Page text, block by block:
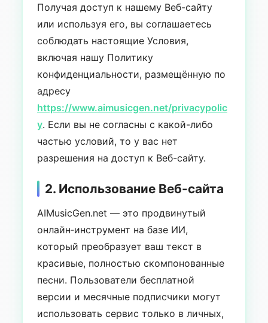
Получая доступ к нашему Веб-сайту
или используя его, вы соглашаетесь
соблюдать настоящие Условия,
включая нашу Политику
конфиденциальности, размещённую по
адресу
https://www.aimusicgen.net/privacypolic
y. Если вы не согласны с какой-либо
частью условий, то у вас нет
разрешения на доступ к Веб-сайту.
2. Использование Веб-сайта
AIMusicGen.net — это продвинутый
онлайн‑инструмент на базе ИИ,
который преобразует ваш текст в
красивые, полностью скомпонованные
песни. Пользователи бесплатной
версии и месячные подписчики могут
использовать сервис только в личных,